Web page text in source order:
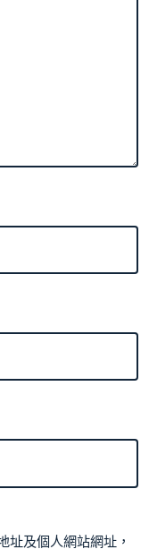
址及個人網站網址，